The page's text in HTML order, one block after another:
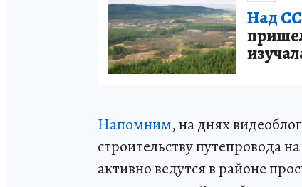
Над
Напомним, на днях
строительству путепровода
активно ведутся в районе